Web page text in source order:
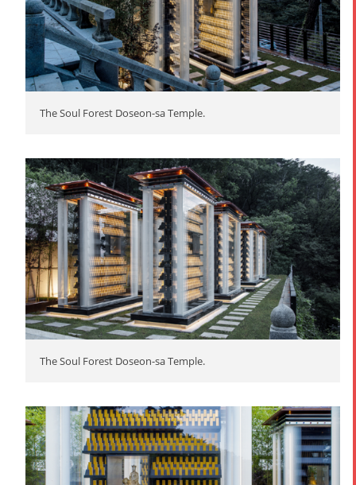
The Soul Forest Doseon-sa Temple.
The Soul Forest Doseon-sa Temple.